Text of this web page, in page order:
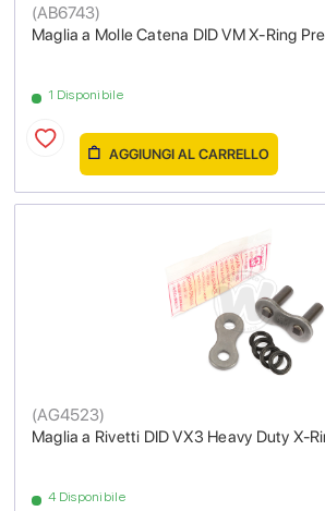
Maglia a Molle Catena DID VM X-Ring
(AB6743)
1 Disponibile
AGGIUNGI AL CARRELLO
Maglia a Rivetti DID VX3 Heavy Duty X-
(AG4523)
4 Disponibile